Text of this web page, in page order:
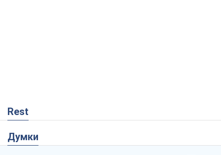
Rest
Думки